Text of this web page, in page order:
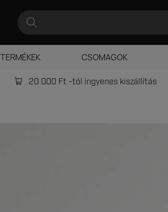
20 000 Ft -tól ingyenes kiszállítás
TERMÉKEK CSOMAGOK